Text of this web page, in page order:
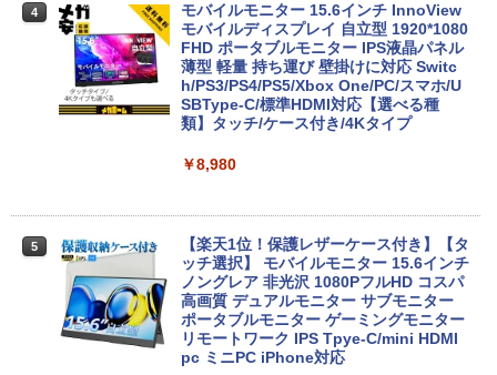
8月5日限定10倍＆抽選10000P！｜2021
年モデル！高性能ノートパソコン Windo
ws11 富士通 LIFEBOOK A5511 第11世
代Celeron 6305U最大メモリ32GB 秒速
起動新品SSD2TB テンキー内蔵 15.6型大
画面 ノートパソコン中古 オフィス付き
マイクロソフト 法人向け Surface Pro 1
2 インチ キーボード ストーン グレー EP
2-32891
￥25,278
ミニPC Dell HP Lenovo 高速CPU 第8世
代 Corei3/i5-8500T メモリ最大16GB SS
D1TB 二画面デュアル アウトレット オフ
ィス付き 最新MSOffice2024可 Win11Pr
ニPC デル 中古パソコンデスクトップPC
FUJITSU/富士通 ESPRIMO D7010/E【G
TX1650/Intel Core i5-10500/8GB(DDR
4)/M.2 SSD512GB/DVD-RW/Win11 Pro-
64bit】中古/送料無料 ※沖縄、離島を除
く
4
モバイルモニター 15.6インチ InnoView
モバイルディスプレイ 自立型 1920*1080
FHD ポータブルモニター IPS液晶パネル
薄型 軽量 持ち運び 壁掛けに対応 Switc
h/PS3/PS4/PS5/Xbox One/PC/スマホ/U
SBType-C/標準HDMI対応【選べる種
類】タッチ/ケース付き/4Kタイプ
￥8,980
5
【楽天1位！保護レザーケース付き】【タ
ッチ選択】 モバイルモニター 15.6インチ
ノングレア 非光沢 1080PフルHD コスパ
高画質 デュアルモニター サブモニター
ポータブルモニター ゲーミングモニター
リモートワーク IPS Tpye-C/mini HDMI
pc ミニPC iPhone対応